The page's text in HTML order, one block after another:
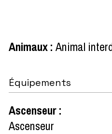
Animaux: Animal
Équipements
Ascenseur:
Ascenseur